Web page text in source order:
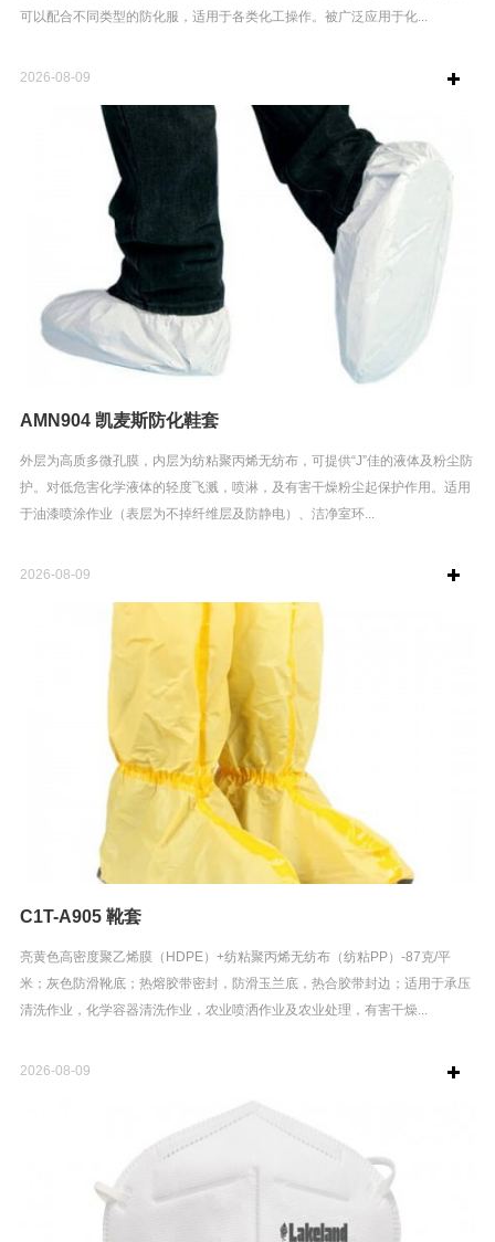
可以配合不同类型的防化服，适用于各类化工操作。被广泛应用于化...
2026-08-09
AMN904 凯麦斯防化鞋套
外层为高质多微孔膜，内层为纺粘聚丙烯无纺布，可提供“J”佳的液体及粉尘防
护。对低危害化学液体的轻度飞溅，喷淋，及有害干燥粉尘起保护作用。适用
于油漆喷涂作业（表层为不掉纤维层及防静电）、洁净室环...
2026-08-09
C1T-A905 靴套
亮黄色高密度聚乙烯膜（HDPE）+纺粘聚丙烯无纺布（纺粘PP）-87克/平
米；灰色防滑靴底；热熔胶带密封，防滑玉兰底，热合胶带封边；适用于承压
清洗作业，化学容器清洗作业，农业喷洒作业及农业处理，有害干燥...
2026-08-09